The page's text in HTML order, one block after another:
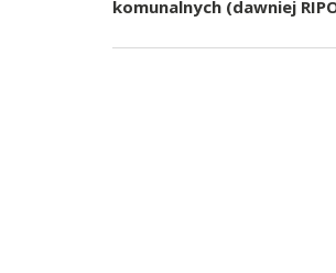
komunalnych (dawniej